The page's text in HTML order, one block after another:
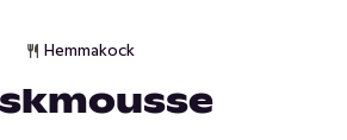
Hemmakock